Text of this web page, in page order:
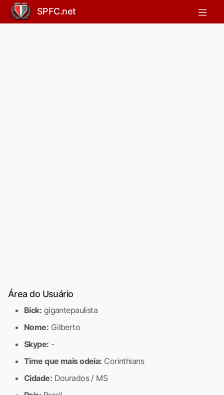
SPFC.net
Área do Usuário
Bick: gigantepaulista
Nome: Gilberto
Skype: -
Time que mais odeia: Corinthians
Cidade: Dourados / MS